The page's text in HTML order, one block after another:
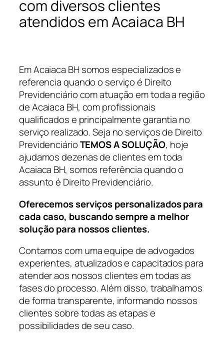
com diversos clientes
atendidos em Acaiaca BH
Em Acaiaca BH somos especializados e
referencia quando o serviço é Direito
Previdenciário com atuação em toda a região
de Acaiaca BH, com profissionais
qualificados e principalmente garantia no
serviço realizado. Seja no serviços de Direito
PrevidenciárioTEMOS A SOLUÇÃO, hoje
ajudamos dezenas de clientes em toda
Acaiaca BH, somos referência quando o
assunto é Direito Previdenciário.
Oferecemos serviços personalizados para
cada caso, buscando sempre a melhor
solução para nossos clientes.
Contamos com uma equipe de advogados
experientes, atualizados e capacitados para
atender aos nossos clientes em todas as
fases do processo. Além disso, trabalhamos
de forma transparente, informando nossos
clientes sobre todas as etapas e
possibilidades de seu caso.